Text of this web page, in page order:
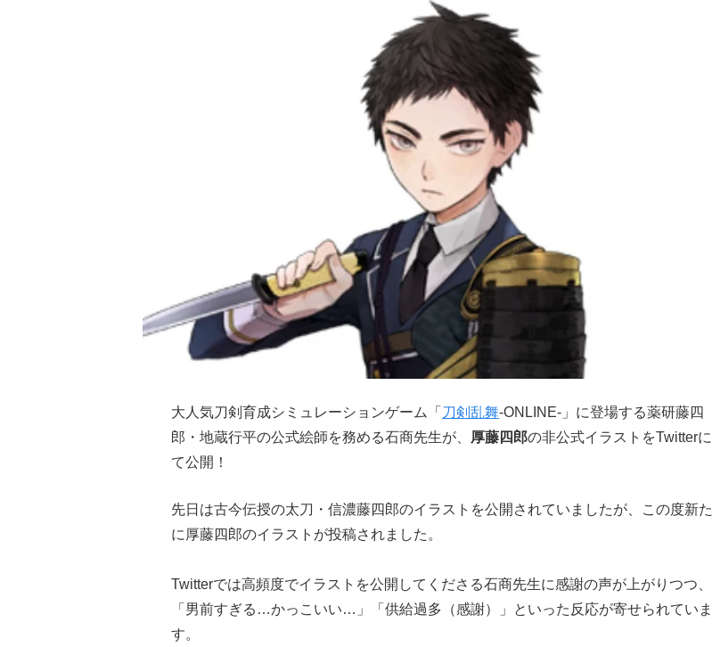
大人気刀剣育成シミュレーションゲーム「 刀剣乱舞-ONLINE-」に登場する薬研藤四
郎・地蔵行平の公式絵師を務める石商先生が、
厚藤四郎の非公式イラストをTwitterに
て公開！
先日は古今伝授の太刀・信濃藤四郎のイラストを公開されていましたが、この度新た
に厚藤四郎のイラストが投稿されました。
Twitterでは高頻度でイラストを公開してくださる石商先生に感謝の声が上がりつつ、
「男前すぎる…かっこいい…」「供給過多（感謝）」といった反応が寄せられていま
す。